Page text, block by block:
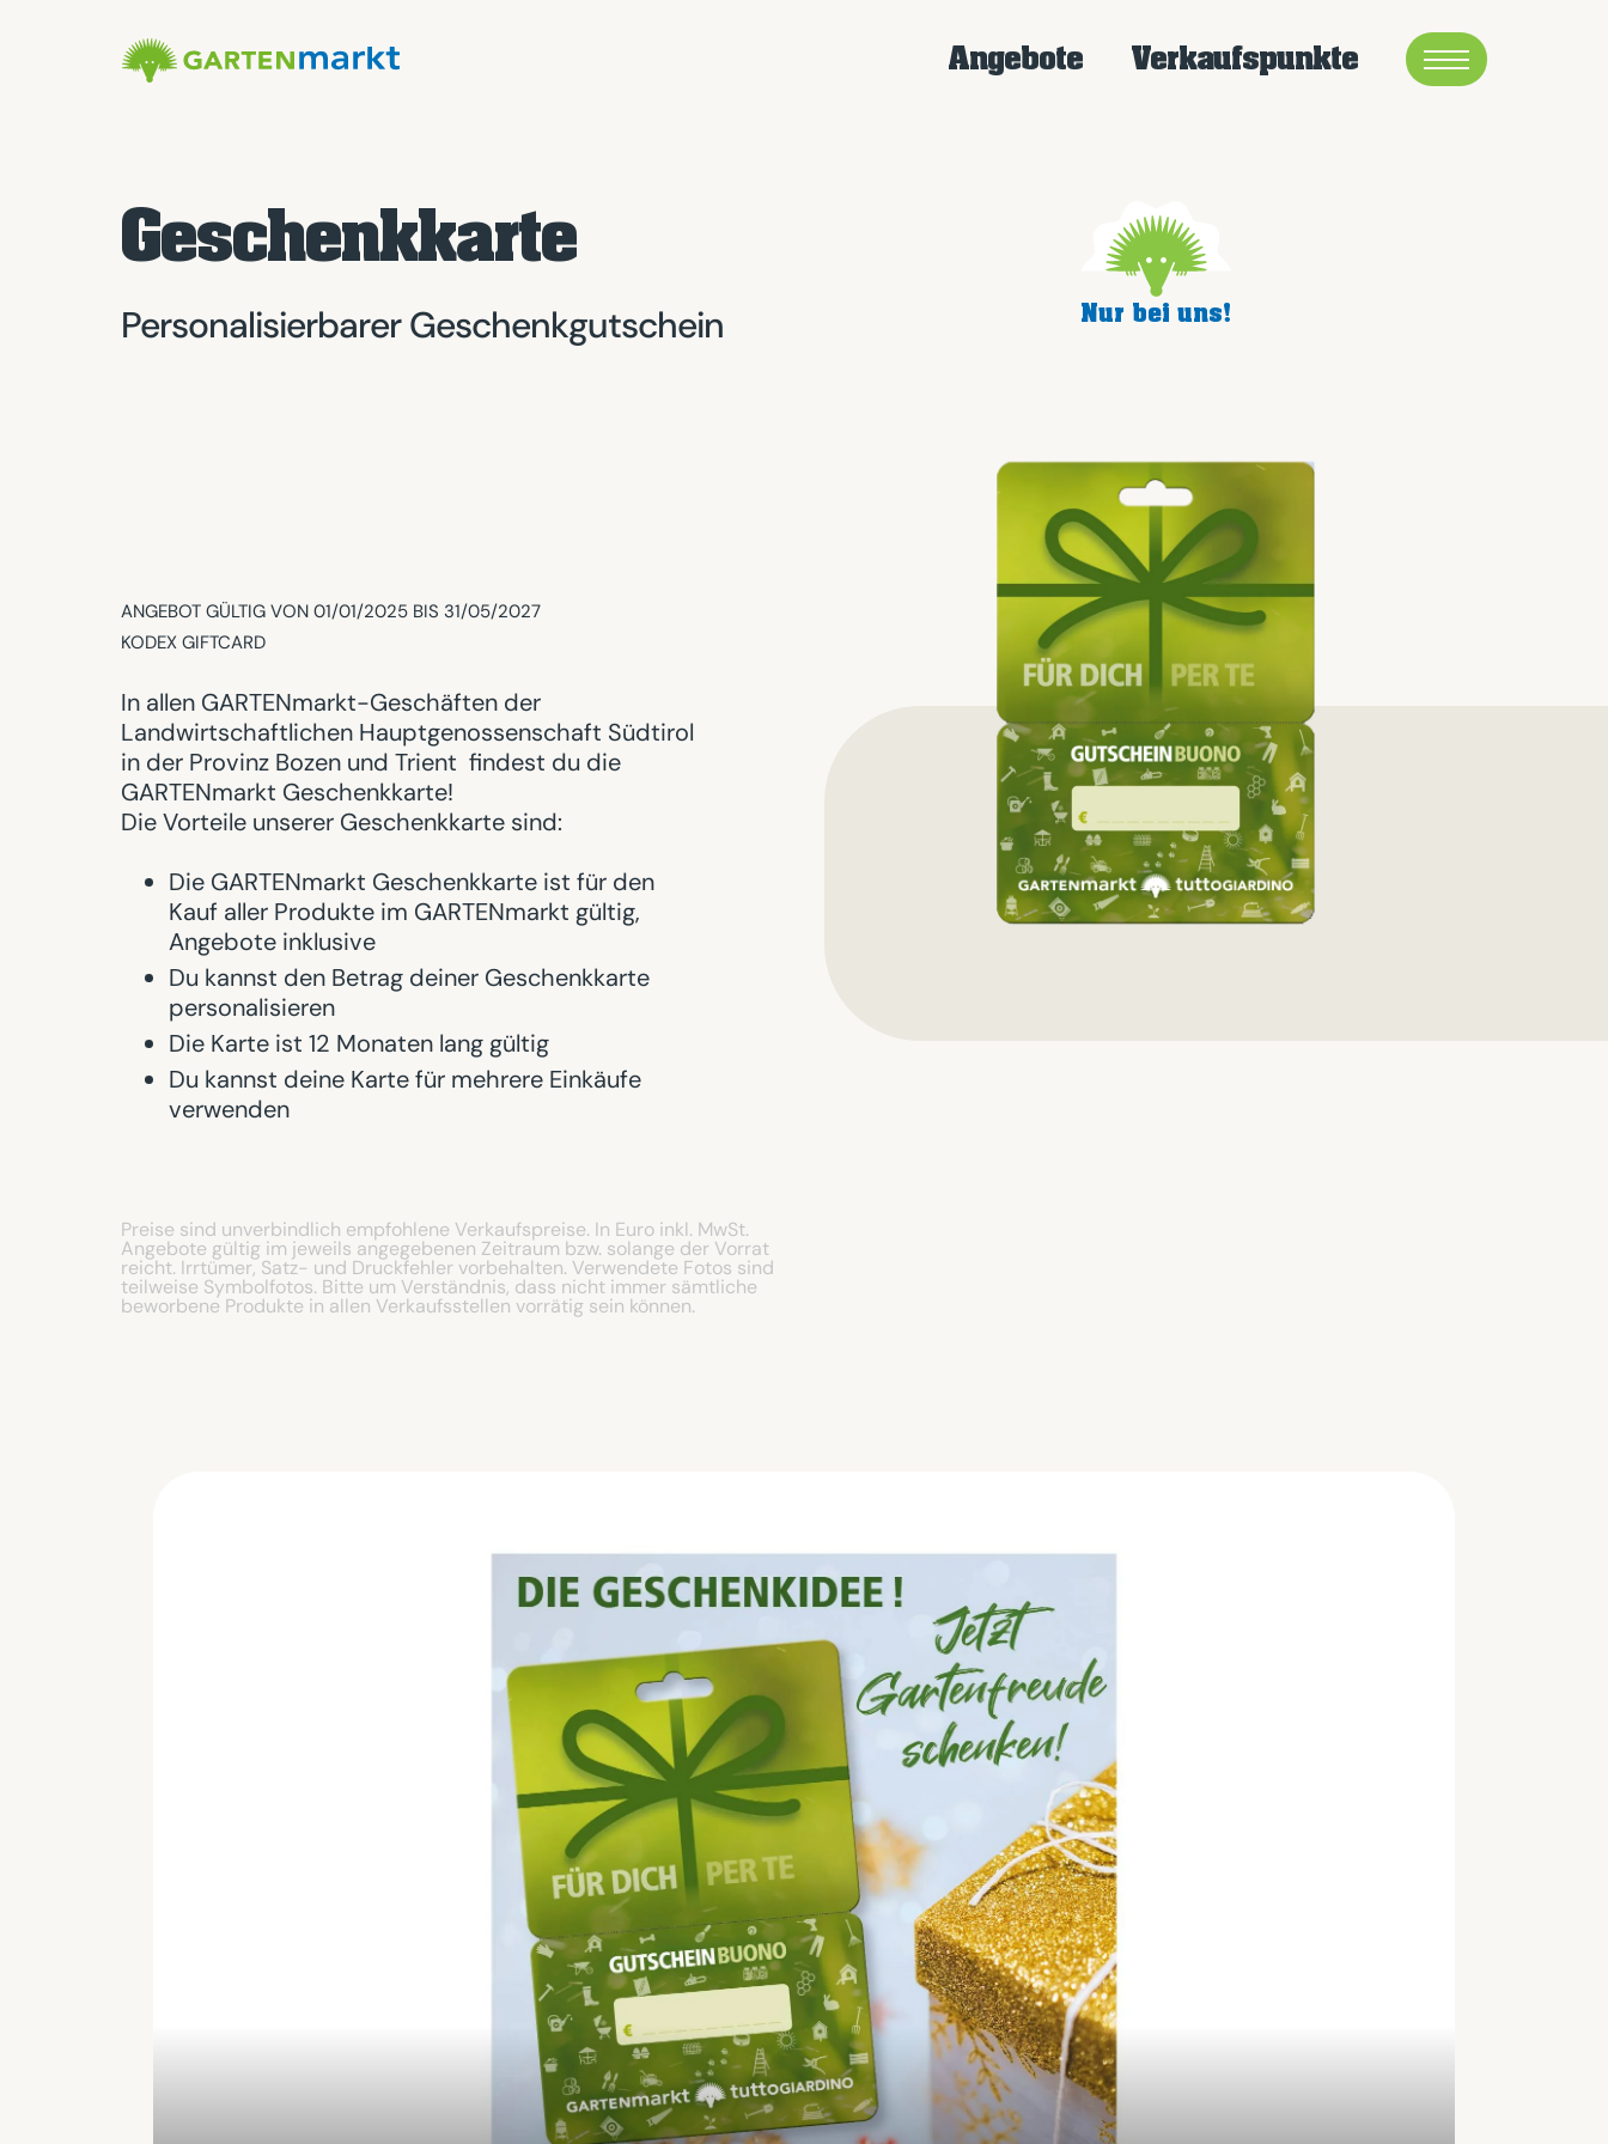
Angebote Verkaufspunkte
Geschenkkarte
Personalisierbarer Geschenkgutschein
ANGEBOT GÜLTIG VON 01/01/2025 BIS 31/05/2027
KODEX GIFTCARD
In allen GARTENmarkt-Geschäften der
Landwirtschaftlichen Hauptgenossenschaft Südtirol
in der Provinz Bozen und Trient findest du die
GARTENmarkt Geschenkkarte!
Die Vorteile unserer Geschenkkarte sind:
Die GARTENmarkt Geschenkkarte ist für den
Kauf aller Produkte im GARTENmarkt gültig,
Angebote inklusive
Du kannst den Betrag deiner Geschenkkarte
personalisieren
Die Karte ist 12 Monaten lang gültig
Du kannst deine Karte für mehrere Einkäufe
verwenden
Preise sind unverbindlich empfohlene Verkaufspreise. In Euro inkl. MwSt.
Angebote gültig im jeweils angegebenen Zeitraum bzw. solange der Vorrat
reicht. Irrtümer, Satz- und Druckfehler vorbehalten. Verwendete Fotos sind
teilweise Symbolfotos. Bitte um Verständnis, dass nicht immer sämtliche
beworbene Produkte in allen Verkaufsstellen vorrätig sein können.
Nur bei uns!